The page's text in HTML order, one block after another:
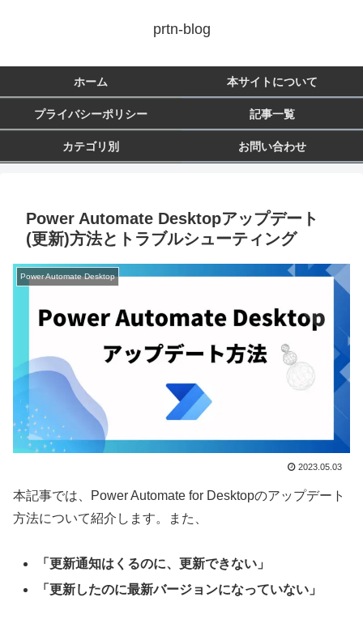
prtn-blog
ホーム 本サイトについて
プライバシーポリシー 記事一覧
カテゴリ別 お問い合わせ
Power Automate Desktopアップデート
(更新)方法とトラブルシューティング
Power Automate Desktop
2023.05.03
本記事では、Power Automate for Desktopのアップデート
方法について紹介します。また、
「更新通知はくるのに、更新できない」
「更新したのに最新バージョンになっていない」